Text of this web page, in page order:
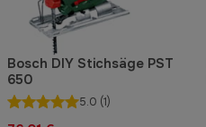
Bosch DIY Stichsäge PST
650
5.0 (1)